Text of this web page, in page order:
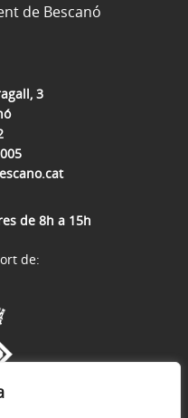
3
de 8h a 15h
de Bescanó
de: